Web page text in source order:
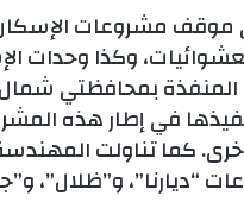
موقف مشروعات الإسكان
وكذا وحدات
المنفذة بمحافظتي
كما تناولت
“ديارنا”، و”ظلال”،